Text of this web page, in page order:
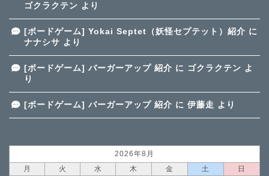
ゴクラクテン より
[ボードゲーム] Yokai Septet（妖怪セプテット）紹介 に
ナナシサ より
[ボードゲーム] バーガーアップ 紹介 に ゴクラクテン よ
り
[ボードゲーム] バーガーアップ 紹介 に 伊藤走 より
2026年8月
月
火 水 木 金 土
日